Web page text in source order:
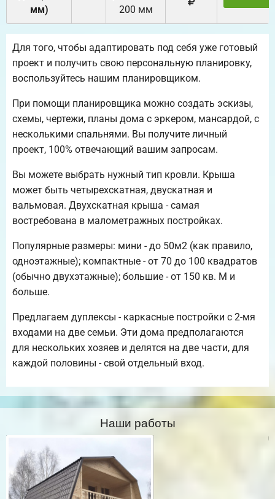
мм)
200 мм
Для того, чтобы адаптировать под себя уже готовый
проект и получить свою персональную планировку,
воспользуйтесь нашим планировщиком.
При помощи планировщика можно создать эскизы,
схемы, чертежи, планы дома с эркером, мансардой, с
несколькими спальнями. Вы получите личный
проект, 100% отвечающий вашим запросам.
Вы можете выбрать нужный тип кровли. Крыша
может быть четырехскатная, двускатная и
вальмовая. Двухскатная крыша - самая
востребована в малометражных постройках.
Популярные размеры: мини - до 50м2 (как правило,
одноэтажные); компактные - от 70 до 100 квадратов
(обычно двухэтажные); большие - от 150 кв. М и
больше.
Предлагаем дуплексы - каркасные постройки с 2-мя
входами на две семьи. Эти дома предполагаются
для нескольких хозяев и делятся на две части, для
каждой половины - свой отдельный вход.
Наши работы